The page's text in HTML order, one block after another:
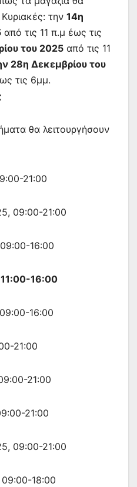
την 14η
από τις 11 π.μ έως τις
του 2025 από τις 11
28η Δεκεμβρίου του
τις 6μμ.
θα λειτουργήσουν
21:00
09:00-21:00
16:00
16:00
16:00
21:00
21:00
21:00
09:00-21:00
18:00